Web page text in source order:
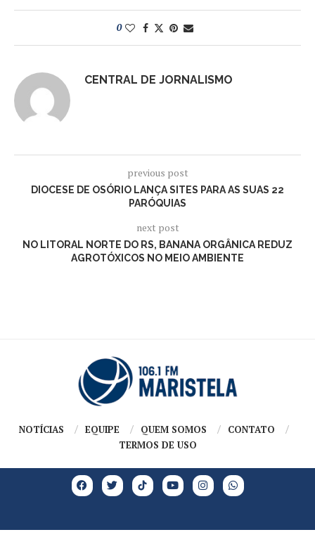
0
CENTRAL DE JORNALISMO
previous post
DIOCESE DE OSÓRIO LANÇA SITES PARA AS SUAS 22
PARÓQUIAS
next post
NO LITORAL NORTE DO RS, BANANA ORGÂNICA REDUZ
AGROTÓXICOS NO MEIO AMBIENTE
NOTÍCIAS EQUIPE QUEM SOMOS
CONTATO
TERMOS DE USO